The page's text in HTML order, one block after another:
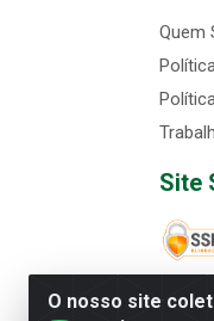
O nosso site
Quem
Site